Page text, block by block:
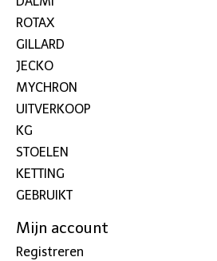
ROTAX
GILLARD
JECKO
MYCHRON
UITVERKOOP
KG
STOELEN
KETTING
GEBRUIKT
Mijn account
Registreren